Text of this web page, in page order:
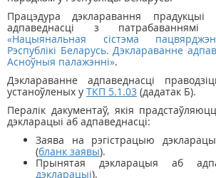
Працэдура дэкларавання
адпаведнасці з патрабаваннямі
«Нацыянальная сістэма
Рэспублікі Беларусь. Дэклараванне
Асноўныя палажэнні».
Дэклараванне адпаведнасці
устаноўленых у ТКП 5.1.03 (дадатак Б).
Пералік дакументаў, якія
дэкларацыі аб адпаведнасці:
Заява на рэгістрацыю
(бланк заявы).
Прынятая дэкларацыя аб
дэкларацыі).